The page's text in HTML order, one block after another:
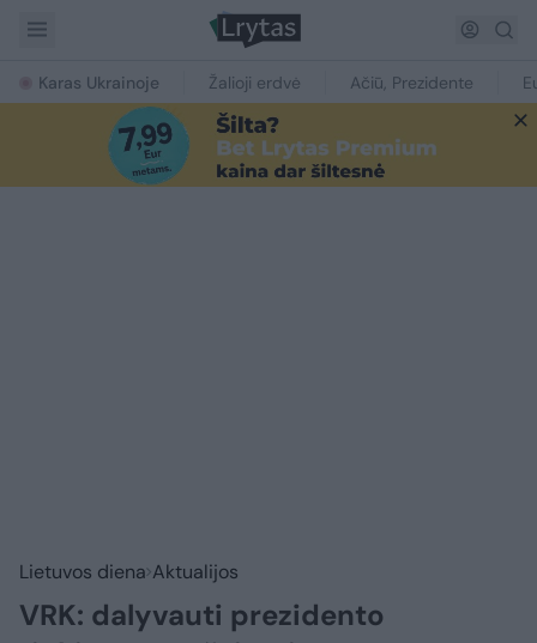
Karas Ukrainoje Žalioji erdvė Ačiū, Prezidente
Lietuvos diena Aktualijos
VRK: dalyvauti prezidento